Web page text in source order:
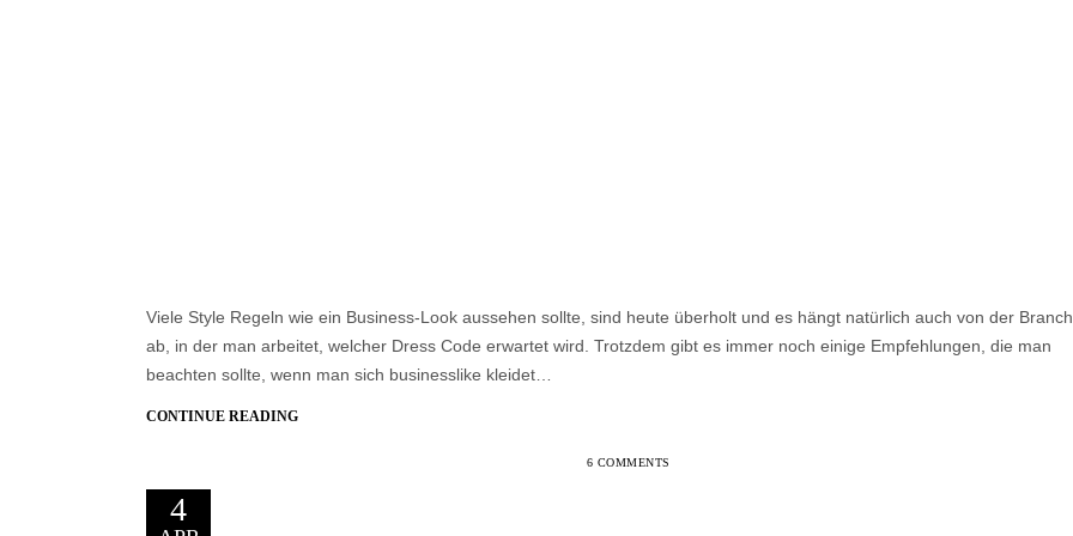
Viele Style Regeln wie ein Business-Look aussehen sollte, sind heute überholt und es hängt natürlich auch von der
ab, in der man arbeitet, welcher Dress Code erwartet wird. Trotzdem gibt es immer noch einige Empfehlungen, die man
beachten sollte, wenn man sich businesslike kleidet…
CONTINUE READING
6 COMMENTS
4